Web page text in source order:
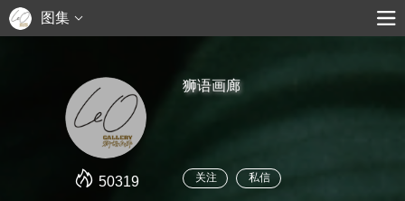
图集
50319
狮语画廊
关注 私信